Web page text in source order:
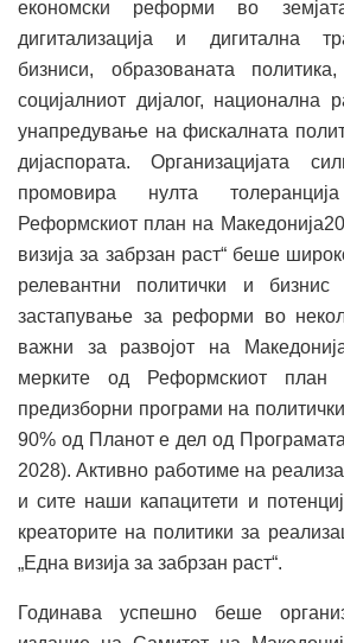
економски реформи во
дигитализација и дигитална
бизниси, образованата
социјалниот дијалог, национална
унапредување на фискалната
дијаспората. Организацијата
промовира нулта
Реформскиот план на
визија за забрзан раст“ беше
релевантни политички и
застапување за реформи во
важни за развојот на
мерките од Реформскиот план
предизборни програми на
90% од Планот е дел од
2028). Активно работиме на
и сите наши капацитети и
креаторите на политики за
„Една визија за забрзан раст“.
Годинава успешно беше